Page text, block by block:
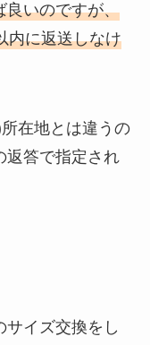
良いのですが、
内に返送しなけ
在地とは違うの
返答で指定され
サイズ交換をし